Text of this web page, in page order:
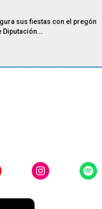
sus fiestas con el pregón
Diputación...
Instagram